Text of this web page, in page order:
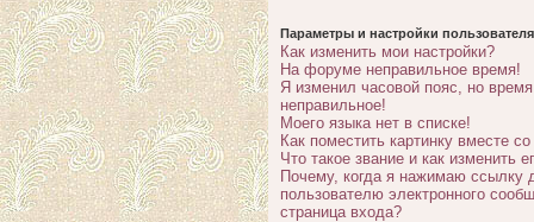
Параметры и настройки пользователя
Как изменить мои настройки?
На форуме неправильное время!
Я изменил часовой пояс, но
неправильное!
Моего языка нет в списке!
Как поместить картинку вместе
Что такое звание и как изменить
Почему, когда я нажимаю ссылку
пользователю электронного
страница входа?